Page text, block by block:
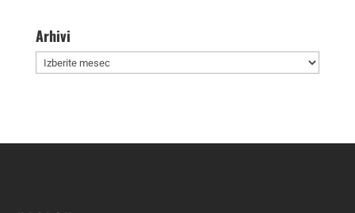
Arhivi
Arhivi